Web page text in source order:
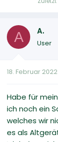
A A.
User
18. Februar 2022
Habe für
ich noch ein
welches wir
es als